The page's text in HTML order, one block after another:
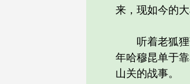
来，现如今的
听着老狐狸蒲
年哈穆昆单于
山关的战事。